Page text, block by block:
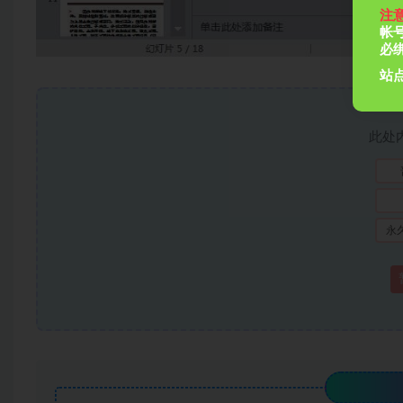
高清
此
永
注
帐
必
站